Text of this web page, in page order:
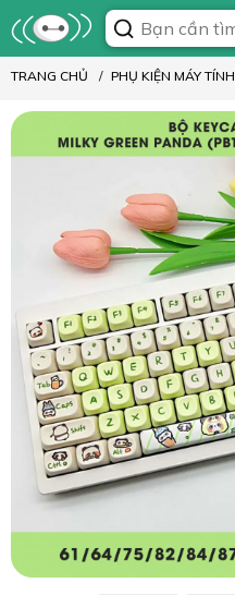
TRANG CHỦ PHỤ KIỆN MÁY TÍNH